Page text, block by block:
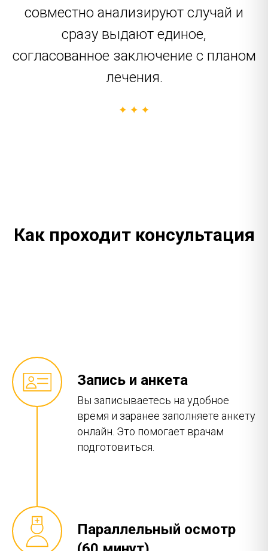
совместно анализируют случай и
сразу выдают единое,
согласованное заключение с планом
лечения.
Как проходит консультация
Запись и анкета
Вы записываетесь на удобное
время и заранее заполняете анкету
онлайн. Это помогает врачам
подготовиться.
Параллельный осмотр